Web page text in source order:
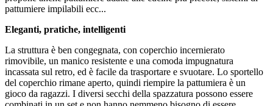
pattumiere impilabili ecc...
Eleganti, pratiche, intelligenti
La struttura è ben congegnata, con coperchio incernierato
rimovibile, un manico resistente e una comoda impugnatura
incassata sul retro, ed è facile da trasportare e svuotare. Lo sportello
del coperchio rimane aperto, quindi riempire la pattumiera è un
gioco da ragazzi. I diversi secchi della spazzatura possono essere